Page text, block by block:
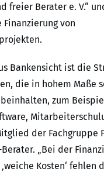
freier Berater e. V.“
von
Bankensicht ist die
die in hohem Maße
beinhalten, zum
der Fachgruppe
„Bei der
Kosten‘ fehlen